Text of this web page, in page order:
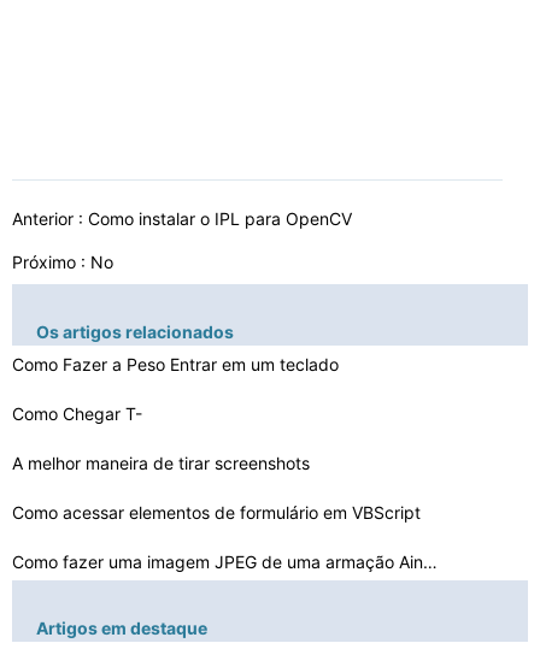
Anterior : Como instalar o IPL para OpenCV
Próximo : No
Os artigos relacionados
Como Fazer a Peso Entrar em um teclado
Como Chegar T-
A melhor maneira de tirar screenshots
Como acessar elementos de formulário em VBScript
Como fazer uma imagem JPEG de uma armação Ainda em um…
Artigos em destaque